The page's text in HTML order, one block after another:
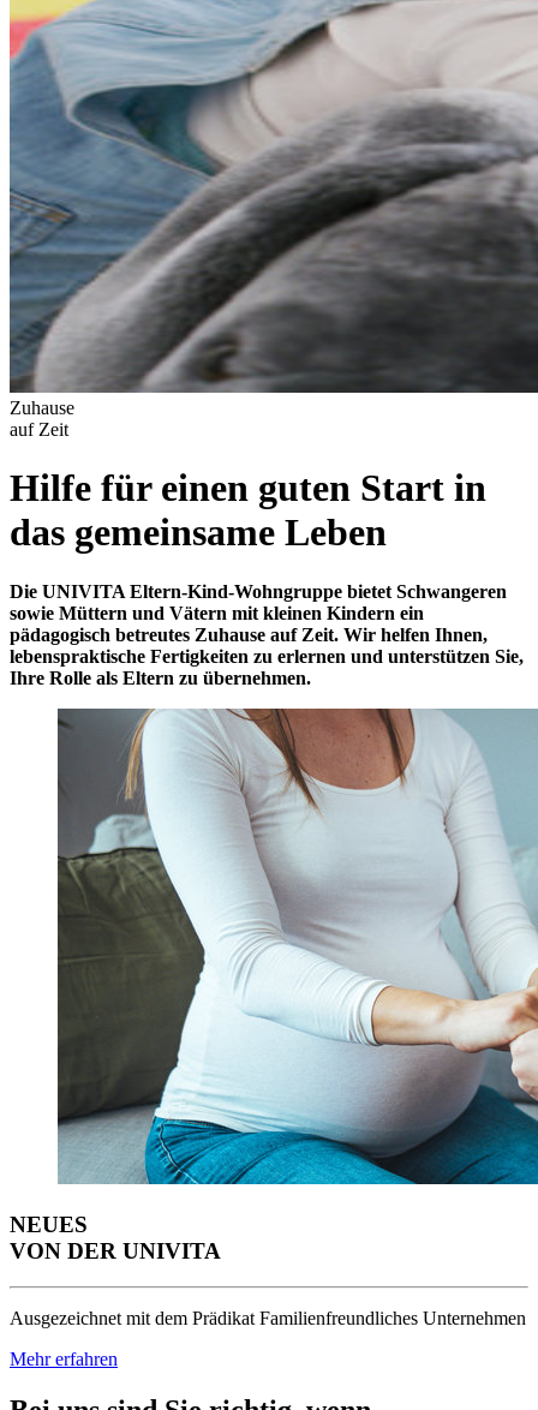
Zuhause
auf Zeit
Hilfe für einen guten Start in
das gemeinsame Leben
Die UNIVITA Eltern-Kind-Wohngruppe bietet Schwangeren
sowie Müttern und Vätern mit kleinen Kindern ein
pädagogisch betreutes Zuhause auf Zeit. Wir helfen Ihnen,
lebenspraktische Fertigkeiten zu erlernen und unterstützen Sie,
Ihre Rolle als Eltern zu übernehmen.
NEUES
VON DER UNIVITA
Ausgezeichnet mit dem Prädikat Familienfreundliches Unternehmen
Mehr erfahren